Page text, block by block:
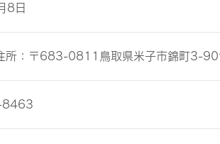
8日
所：〒683-0811鳥取県米子市錦町3-